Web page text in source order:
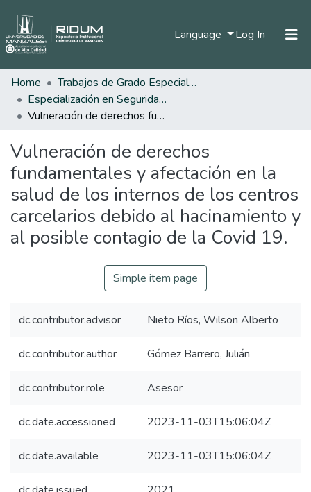
Language Log In (current)
Statistics
Home
Trabajos de Grado Especializaciones
Especialización en Seguridad Social
Vulneración de derechos fundamentales y afectación en la salud de los internos de los centros carcelarios debido al hacinamiento y al posible contagio de la Covid 19.
Vulneración de derechos
fundamentales y afectación en la
salud de los internos de los centros
carcelarios debido al hacinamiento y
al posible contagio de la Covid 19.
Simple item page
dc.contributor.advisor Nieto Ríos, Wilson Alberto
dc.contributor.author Gómez Barrero, Julián
dc.contributor.role Asesor
dc.date.accessioned 2023-11-03T15:06:04Z
dc.date.available 2023-11-03T15:06:04Z